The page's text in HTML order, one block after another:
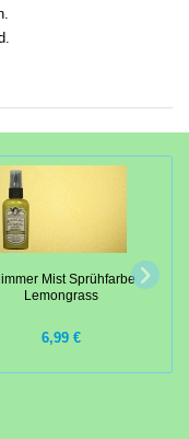
Mist Sprühfarbe
Lemongrass
6,99 €